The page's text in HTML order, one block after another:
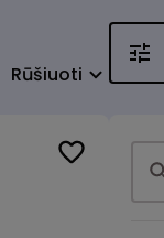
Rūšiuoti